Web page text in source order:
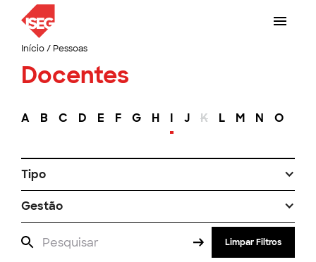
Início/ Pessoas
Docentes
A B C D E F G H I J K L M N O
Tipo
Gestão
Limpar Filtros